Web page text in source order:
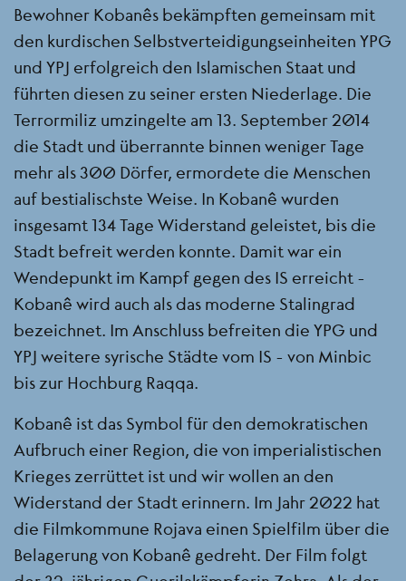
Bewohner Kobanês bekämpften gemeinsam mit
den kurdischen Selbstverteidigungseinheiten YPG
und YPJ erfolgreich den Islamischen Staat und
führten diesen zu seiner ersten Niederlage. Die
Terrormiliz umzingelte am 13. September 2014
die Stadt und überrannte binnen weniger Tage
mehr als 300 Dörfer, ermordete die Menschen
auf bestialischste Weise. In Kobanê wurden
insgesamt 134 Tage Widerstand geleistet, bis die
Stadt befreit werden konnte. Damit war ein
Wendepunkt im Kampf gegen des IS erreicht -
Kobanê wird auch als das moderne Stalingrad
bezeichnet. Im Anschluss befreiten die YPG und
YPJ weitere syrische Städte vom IS - von Minbic
bis zur Hochburg Raqqa.
Kobanê ist das Symbol für den demokratischen
Aufbruch einer Region, die von imperialistischen
Krieges zerrüttet ist und wir wollen an den
Widerstand der Stadt erinnern. Im Jahr 2022 hat
die Filmkommune Rojava einen Spielfilm über die
Belagerung von Kobanê gedreht. Der Film folgt